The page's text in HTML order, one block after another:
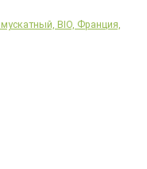
BIO, Франция,